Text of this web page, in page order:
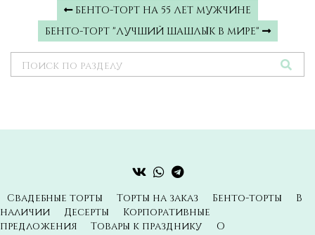
БЕНТО-ТОРТ НА 55 ЛЕТ МУЖЧИНЕ
БЕНТО-ТОРТ "ЛУЧШИЙ ШАШЛЫК В МИРЕ"
Свадебные торты Торты на заказ Бенто-торты
В
наличии
Десерты
Корпоративные
предложения
Товары к празднику
О